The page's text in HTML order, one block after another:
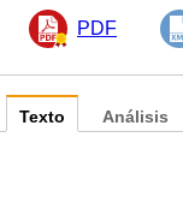
PDF
Texto Análisis